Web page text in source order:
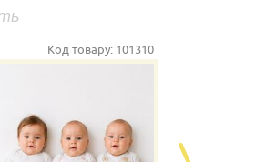
Код товару: 101310